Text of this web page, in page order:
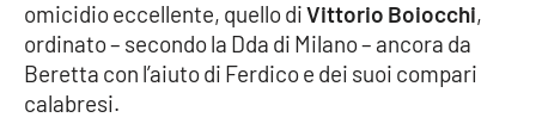
Imprese Di Calabria
Le perfidie di Antonella Grippo
omicidio eccellente, quello diVittorio Boiocchi,
ordinato – secondo la Dda di Milano – ancora da
Beretta con l’aiuto di Ferdico e dei suoi compari
calabresi.